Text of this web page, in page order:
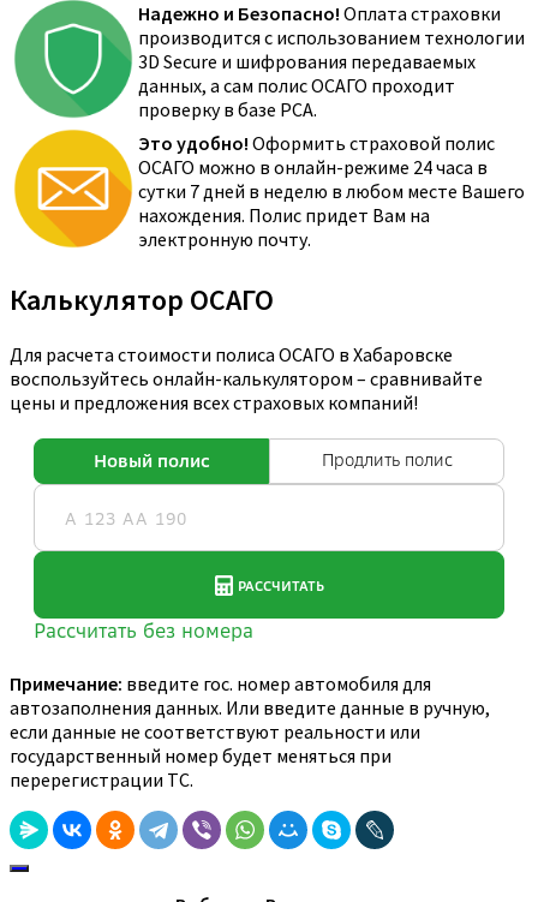
Надежно и Безопасно! Оплата страховки
производится с использованием технологии
3D Secure и шифрования передаваемых
данных, а сам полис ОСАГО проходит
проверку в базе РСА.
Это удобно! Оформить страховой полис
ОСАГО можно в онлайн-режиме 24 часа в
сутки 7 дней в неделю в любом месте Вашего
нахождения. Полис придет Вам на
электронную почту.
Калькулятор ОСАГО
Для расчета стоимости полиса ОСАГО в Хабаровске
воспользуйтесь онлайн-калькулятором – сравнивайте
цены и предложения всех страховых компаний!
Примечание: введите гос. номер автомобиля для
автозаполнения данных. Или введите данные в ручную,
если данные не соответствуют реальности или
государственный номер будет меняться при
перерегистрации ТС.